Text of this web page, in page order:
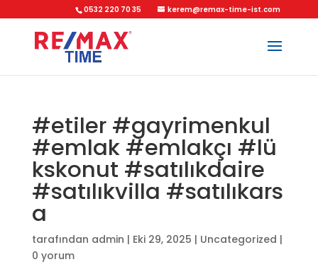
0532 220 70 35 kerem@remax-time-ist.com
#etiler #gayrimenkul
#emlak #emlakçı #lü
kskonut #satılıkdaire
#satılıkvilla #satılıkars
a
tarafından admin | Eki 29, 2025 | Uncategorized |
0 yorum